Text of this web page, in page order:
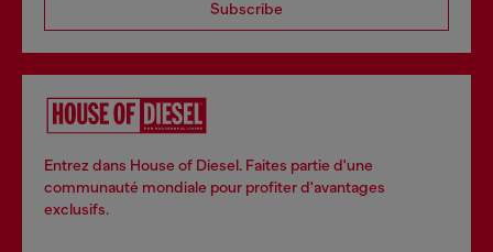
Subscribe
Entrez dans House of Diesel. Faites partie d'une
communauté mondiale pour profiter d'avantages
exclusifs.